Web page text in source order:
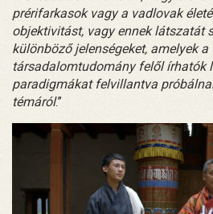
prérifarkasok vagy a vadlovak
objektivitást, vagy ennek látszatát
különböző jelenségeket, amelyek a
társadalomtudomány felől írhatók
paradigmákat felvillantva
témáról.”